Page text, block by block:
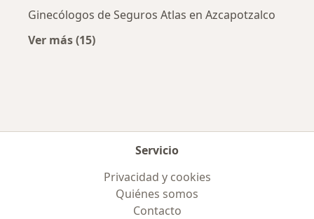
Ginecólogos de Seguros Atlas en Azcapotzalco
Ver más (15)
Servicio
Privacidad y cookies
Quiénes somos
Contacto